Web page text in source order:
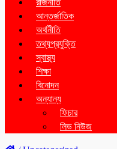
রাজনীতি
আন্তর্জাতিক
অর্থনীতি
তথ্যপ্রযুক্তি
স্বাস্থ্য
শিক্ষা
বিনোদন
অন্যান্য
ফিচার
লিড নিউজ